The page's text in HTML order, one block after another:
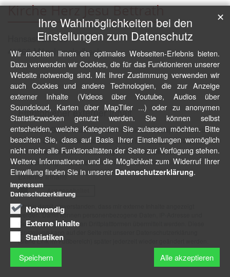
Kirche Herz Jesu Bettrath
Hansastraße 63
41066Mönchengladbach
Empfohlener externer Inhalt
An dieser Stelle finden Sie eine OpenStreetMap Landkarte,
welche über den Dienstleister MapTiler ausgeliefert wird.
Um diese Landkarte anzuzeigen müssen Sie der
Verwendung von externen Inhalten zustimmen.
Externe Inhalte
Ich bin damit einverstanden, dass mir externe Inhalte angezeigt
werden. Damit können personenbezogene Daten, IP-Adresse und
Cookie-Informationen an Drittplattformen übermittelt werden. Diese
Einstellung kann auf der Seite mit unserer Datenschutzerklärung
(siehe Link im Fußbereich) später jederzeit wieder geändert werden.
Ihre Wahlmöglichkeiten bei den
Einstellungen zum Datenschutz
Wir möchten Ihnen ein optimales Webseiten-Erlebnis bieten.
Dazu verwenden wir Cookies, die für das Funktionieren unserer
Website notwendig sind. Mit Ihrer Zustimmung verwenden wir
auch Cookies und andere Technologien, die zur Anzeige
externer Inhalte (Videos über Youtube, Audios über
Soundcloud, Karten über MapTiler ...) oder zu anonymen
Statistikzwecken genutzt werden. Sie können selbst
entscheiden, welche Kategorien Sie zulassen möchten. Bitte
beachten Sie, dass auf Basis Ihrer Einstellungen womöglich
nicht mehr alle Funktionalitäten der Seite zur Verfügung stehen.
Weitere Informationen und die Möglichkeit zum Widerruf Ihrer
Einwillung finden Sie in unserer Datenschutzerklärung.
Notwendig
Externe Inhalte
Statistiken
Speichern Alle akzeptieren
✕
Impressum
Datenschutzerklärung